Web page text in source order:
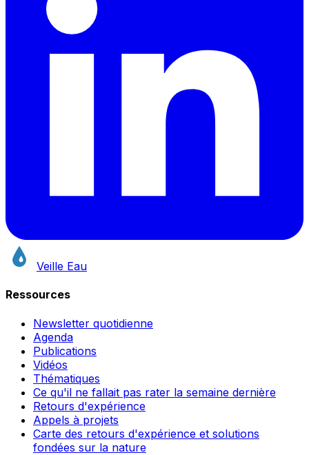
Veille Eau
Ressources
Newsletter quotidienne
Agenda
Publications
Vidéos
Thématiques
Ce qu'il ne fallait pas rater la semaine dernière
Retours d'expérience
Appels à projets
Carte des retours d'expérience et solutions
fondées sur la nature